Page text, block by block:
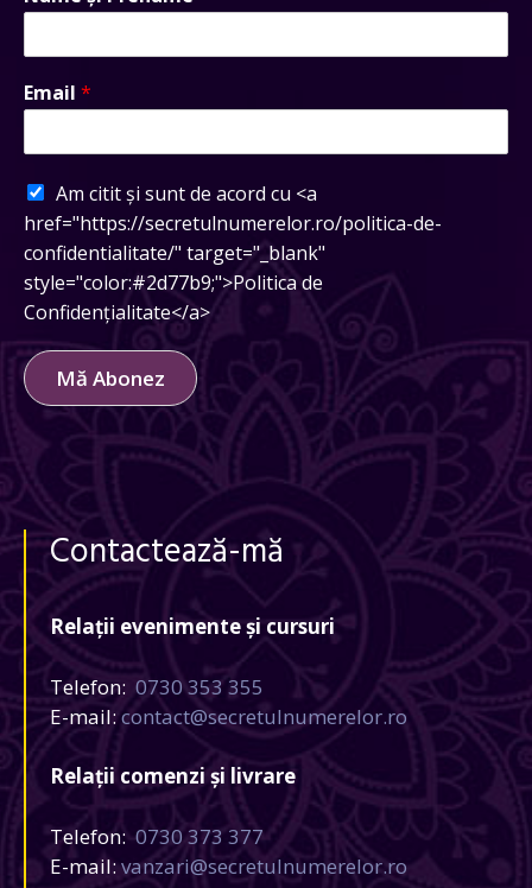
Email *
Am citit și sunt de acord cu <a
href="https://secretulnumerelor.ro/politica-de-
confidentialitate/" target="_blank"
style="color:#2d77b9;">Politica de
Confidențialitate</a>
Mă Abonez
Contactează-mă
Relații evenimente și cursuri
Telefon: 0730 353 355
E-mail:contact@secretulnumerelor.ro
Relații comenzi și livrare
Telefon:0730 373 377
E-mail:vanzari@secretulnumerelor.ro